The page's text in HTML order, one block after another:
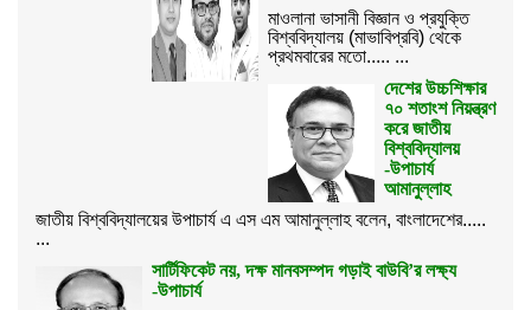
মাওলানা ভাসানী বিজ্ঞান ও প্রযুক্তি
বিশ্ববিদ্যালয় (মাভাবিপ্রবি) থেকে
প্রথমবারের মতো..... ...
দেশের উচ্চশিক্ষার
৭০ শতাংশ নিয়ন্ত্রণ
করে জাতীয়
বিশ্ববিদ্যালয়
-উপাচার্য
আমানুল্লাহ
জাতীয় বিশ্ববিদ্যালয়ের উপাচার্য এ এস এম আমানুল্লাহ বলেন, বাংলাদেশের.....
...
সার্টিফিকেট নয়, দক্ষ মানবসম্পদ গড়াই বাউবি’র লক্ষ্য
-উপাচার্য